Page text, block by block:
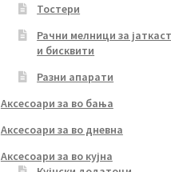
Тостери
Рачни мелници за
и бисквити
Разни апарати
Аксесоари за во бања
Аксесоари за во дневна
Аксесоари за во кујна